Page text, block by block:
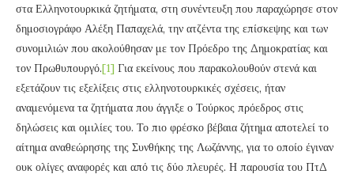
στα Ελληνοτουρκικά ζητήματα, στη συνέντευξη που παραχώρησε στον
δημοσιογράφο Αλέξη Παπαχελά, την ατζέντα της επίσκεψης και των
συνομιλιών που ακολούθησαν με τον Πρόεδρο της Δημοκρατίας και
τον Πρωθυπουργό.[1] Για εκείνους που παρακολουθούν στενά και
εξετάζουν τις εξελίξεις στις ελληνοτουρκικές σχέσεις, ήταν
αναμενόμενα τα ζητήματα που άγγιξε ο Τούρκος πρόεδρος στις
δηλώσεις και ομιλίες του. Το πιο φρέσκο βέβαια ζήτημα αποτελεί το
αίτημα αναθεώρησης της Συνθήκης της Λωζάννης, για το οποίο έγιναν
ουκ ολίγες αναφορές και από τις δύο πλευρές. Η παρουσία του ΠτΔ